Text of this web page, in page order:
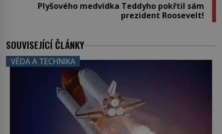
Plyšového medvídka Teddyho pokřtil sám
prezident Roosevelt!
SOUVISEJÍCÍ ČLÁNKY
VĚDA A TECHNIKA